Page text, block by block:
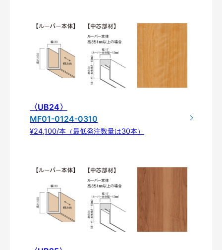
〈UB24〉
MF01-0124-0310
¥24,100/本（最低発注数量は30本）